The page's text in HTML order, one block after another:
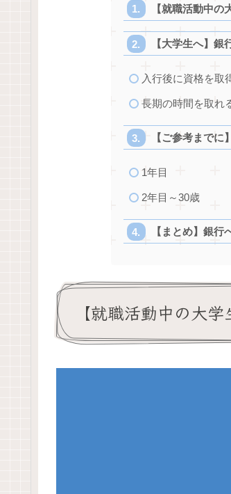
【就職活動中の
【大学生へ】銀
入行後に資格を取
長期の時間を取れ
【ご参考まで
1年目
2年目～30歳
【まとめ】銀
【就職活動中の大